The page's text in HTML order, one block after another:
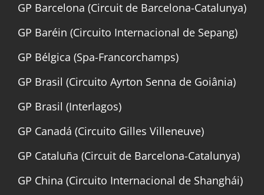
GP Barcelona (Circuit de Barcelona-Catalunya)
GP Baréin (Circuito Internacional de Sepang)
GP Bélgica (Spa-Francorchamps)
GP Brasil (Circuito Ayrton Senna de Goiânia)
GP Brasil (Interlagos)
GP Canadá (Circuito Gilles Villeneuve)
GP Cataluña (Circuit de Barcelona-Catalunya)
GP China (Circuito Internacional de Shanghái)